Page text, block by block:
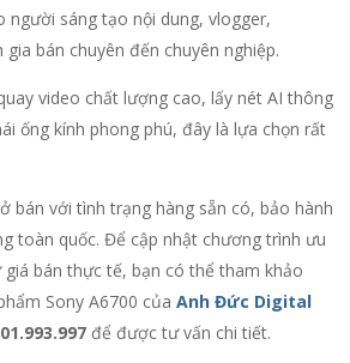
người sáng tạo nội dung, vlogger,
bán chuyên đến chuyên nghiệp.
video chất lượng cao, lấy nét AI thông
ống kính phong phú, đây là lựa chọn rất
bán với tình trạng hàng sẵn có, bảo hành
toàn quốc. Để cập nhật chương trình ưu
bán thực tế, bạn có thể tham khảo
Sony A6700 của Anh Đức Digital
để được tư vấn chi tiết.